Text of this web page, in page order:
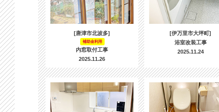
[唐津市北波多]
補助金利用
内窓取付工事
2025.11.26
[伊万里市大坪町]
浴室改装工事
2025.11.24